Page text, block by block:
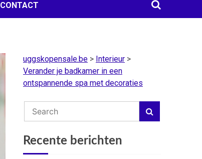
CONTACT
uggskopensale.be > Interieur >
Verander je badkamer in een
ontspannende spa met decoraties
Recente berichten